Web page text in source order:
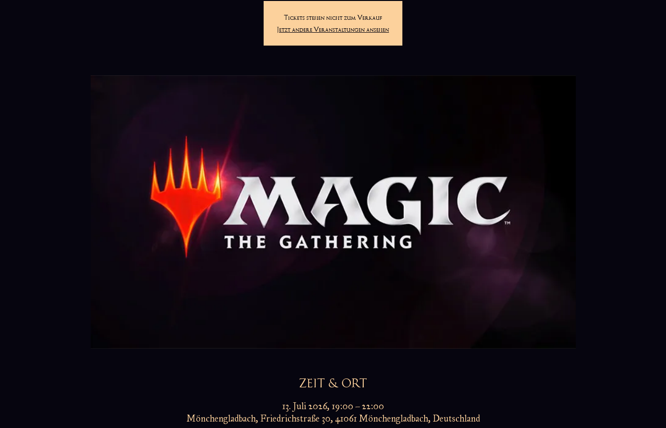
Tickets stehen nicht zum Verkauf
Jetzt andere Veranstaltungen ansehen
ZEIT & ORT
13. Juli 2026, 19:00 – 22:00
Mönchengladbach, Friedrichstraße 30, 41061 Mönchengladbach, Deutschland